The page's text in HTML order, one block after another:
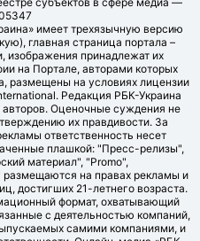
имеет трехязычную версию
главная страница портала –
изображения принадлежат их
на Портале, авторами которых
размещены на условиях лицензии
Редакция РБК-Украина
авторов. Оценочные суждения не
их правдивости. За
ответственность несет
плашкой: "Пресс-релизы",
материал", "Promo",
размещаются на правах рекламы и
достигших 21-летнего возраста.
формат, охватывающий
с деятельностью компаний,
самими компаниями, и